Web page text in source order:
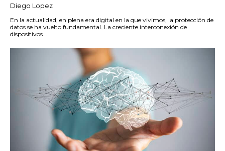
Diego Lopez
En la actualidad, en plena era digital en la que vivimos, la protección de
datos se ha vuelto fundamental. La creciente interconexión de
dispositivos...